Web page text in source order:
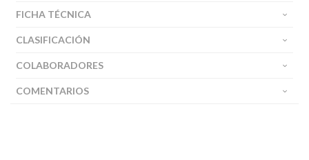
FICHA TÉCNICA
CLASIFICACIÓN
COLABORADORES
COMENTARIOS